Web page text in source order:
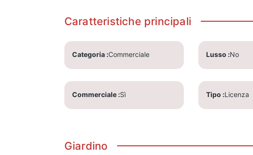
Caratteristiche principali
Categoria Commerciale Lusso No
Commerciale Sì Tipo Licenza
Giardino